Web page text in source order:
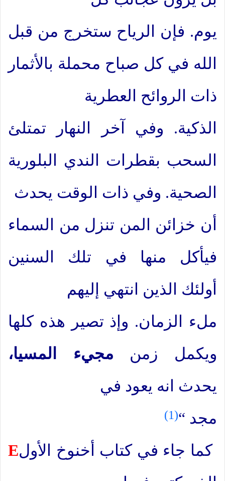
يوم. فإن الرياح ستخرج من قبل
الله في كل صباح محملة بالأثمار
ذات الروائح العطرية
الذكية. وفي آخر النهار تمتلئ
السحب بقطرات الندي البلورية
الصحية. وفي ذات الوقت يحدث
أن خزائن المن تنزل من السماء
فيأكل منها في تلك السنين
أولئك الذين انتهي إليهم
ملء الزمان. وإذ تصير هذه كلها
ويكمل زمن مجيء المسيا،
يحدث انه يعود في
مجد “(1)
Eكما جاء في كتاب أخنوخ الأول